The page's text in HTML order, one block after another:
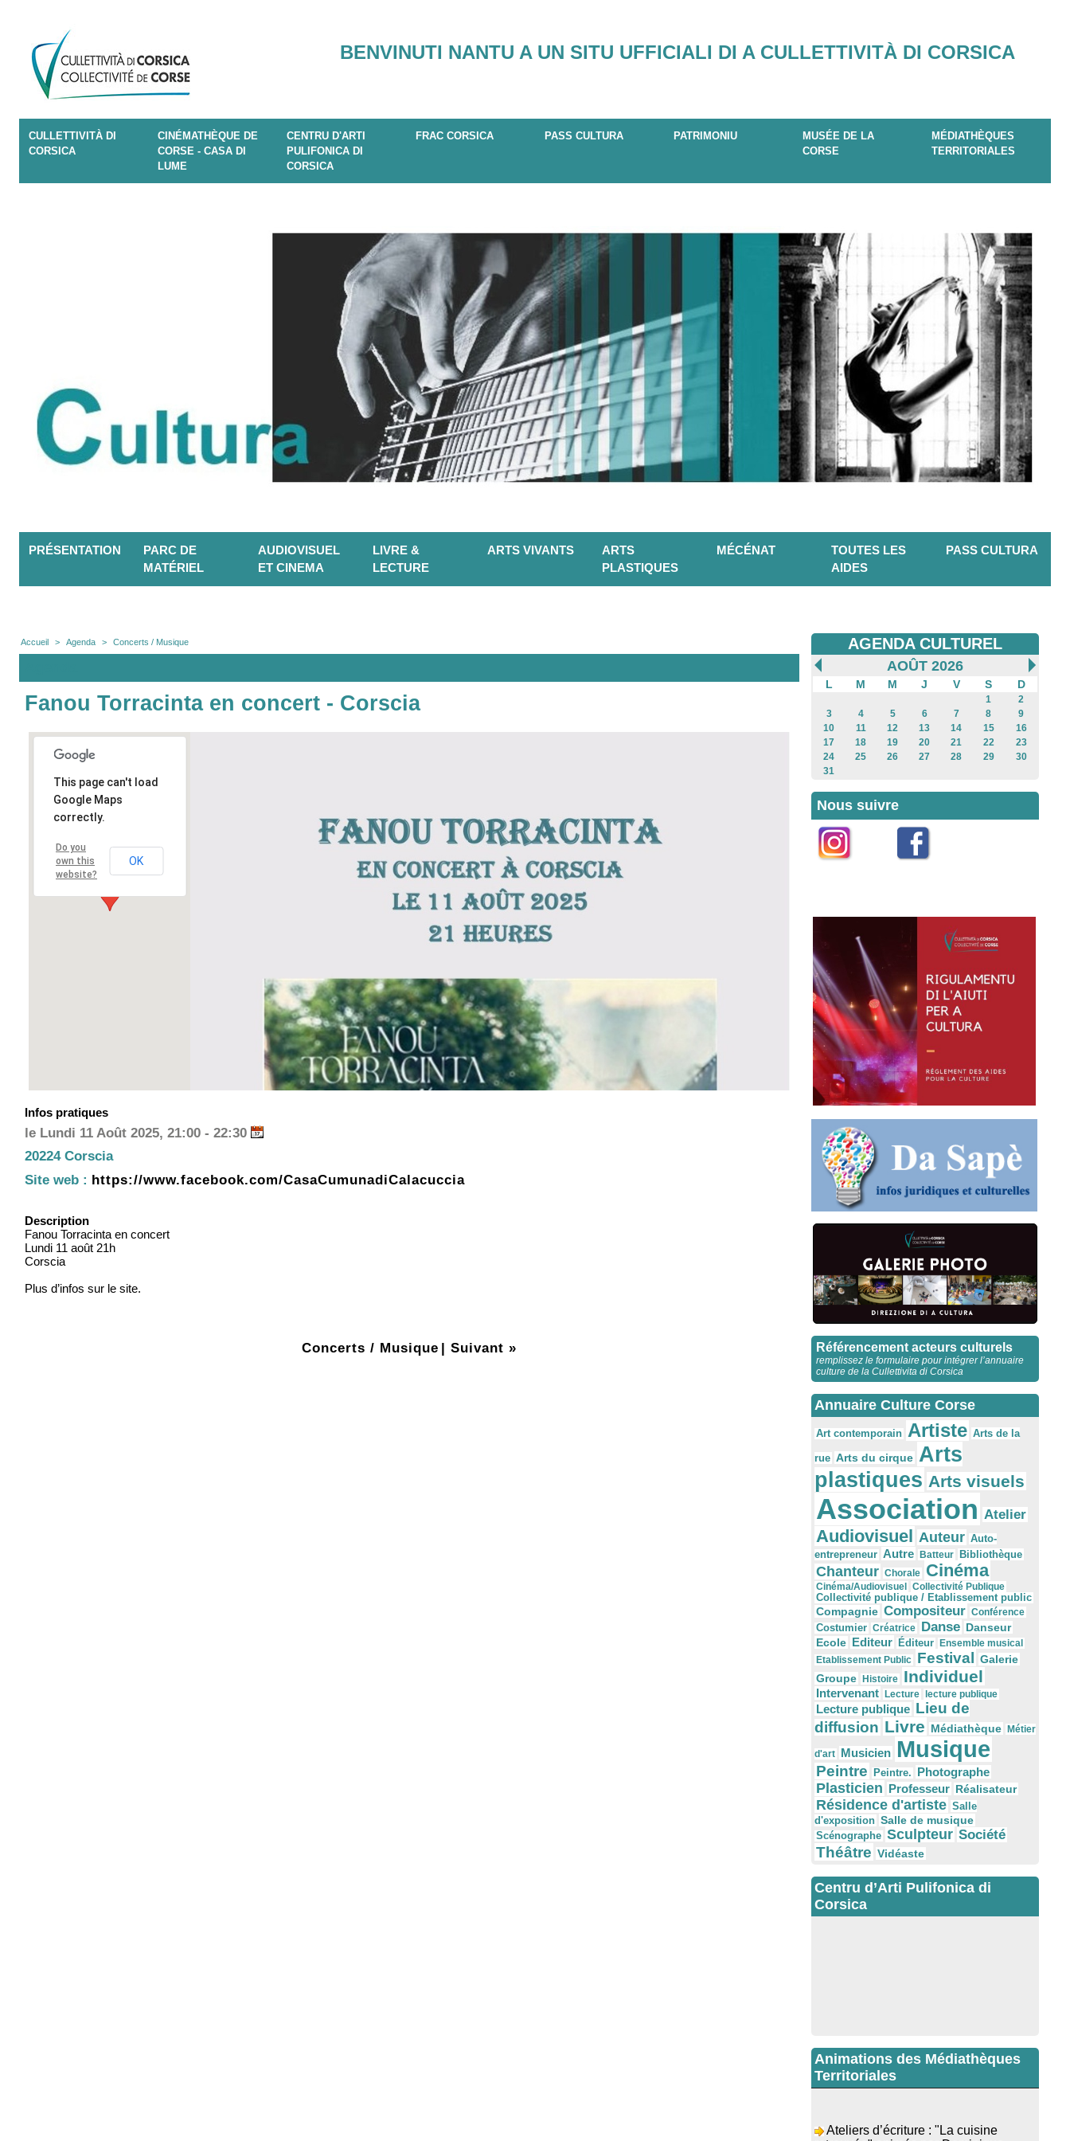
BENVINUTI NANTU A UN SITU UFFICIALI DI A CULLETTIVITÀ DI CORSICA
CULLETTIVITÀ DI
CORSICA
CINÉMATHÈQUE DE
CORSE - CASA DI
LUME
CENTRU D'ARTI
PULIFONICA DI
CORSICA
FRAC CORSICA PASS CULTURA PATRIMONIU
MUSÉE DE LA
CORSE
MÉDIATHÈQUES
TERRITORIALES
PRÉSENTATION
PARC DE
MATÉRIEL
AUDIOVISUEL
ET CINEMA
LIVRE &
LECTURE
ARTS VIVANTS
ARTS
PLASTIQUES
MÉCÉNAT
TOUTES LES
AIDES
PASS CULTURA
Accueil > Agenda > Concerts / Musique
Fanou Torracinta en concert - Corscia
This page can't load
Google Maps
correctly.
Do you
own this
website?
OK
Infos pratiques
le Lundi 11 Août 2025, 21:00 - 22:30
20224 Corscia
Site web : https://www.facebook.com/CasaCumunadiCalacuccia
Description
Fanou Torracinta en concert
Lundi 11 août 21h
Corscia
Plus d’infos sur le site.
Concerts / Musique | Suivant »
AGENDA CULTUREL
AOÛT 2026
L M M J V S D
1
2
3
4 5 6 7 8
9
10
11 12 13 14 15
16
17
18 19 20 21 22
23
24
25 26 27 28 29
30
31
Nous suivre
Référencement acteurs culturels
remplissez le formulaire pour intégrer l’annuaire
culture de la Cullettivita di Corsica
Annuaire Culture Corse
Art contemporain Artiste Arts de la
rue Arts du cirque Arts
plastiques Arts visuels
Association Atelier
Audiovisuel Auteur Auto-
entrepreneur Autre Batteur Bibliothèque
Chanteur Chorale Cinéma
Cinéma/Audiovisuel
Collectivité Publique
Collectivité publique / Etablissement public
Compagnie Compositeur Conférence
Costumier Créatrice Danse Danseur
Ecole Editeur Éditeur
Ensemble musical
Etablissement Public Festival Galerie
Groupe
Histoire Individuel
Intervenant Lecture lecture publique
Lecture publique Lieu de
diffusion Livre Médiathèque Métier
d'art Musicien Musique
Peintre Peintre. Photographe
Plasticien Professeur Réalisateur
Résidence d'artiste Salle
d'exposition Salle de musique
Scénographe Sculpteur Société
Théâtre Vidéaste
Centru d’Arti Pulifonica di
Corsica
Animations des Médiathèques
Territoriales
retrouvée" animés par Dominique